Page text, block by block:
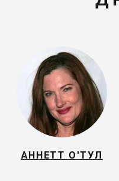
АННЕТТ О'ТУЛ